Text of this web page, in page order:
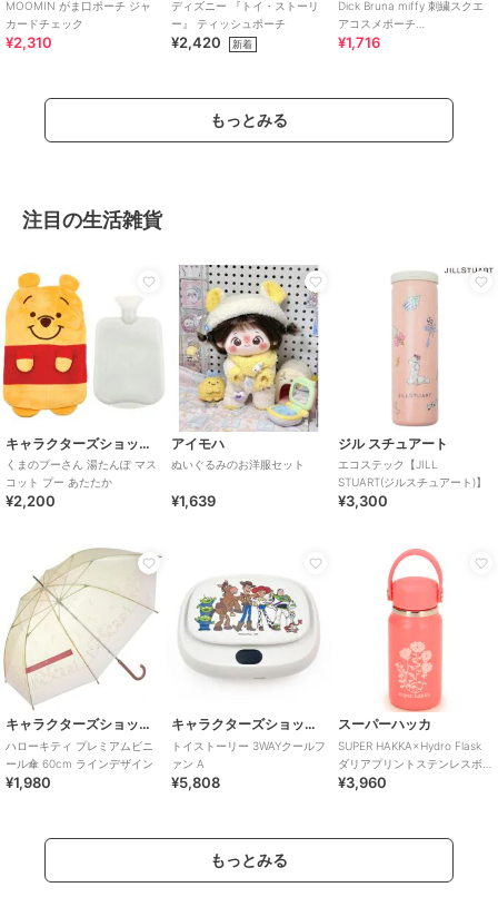
MOOMIN がま口ポーチ ジャ
カードチェック
¥2,310
ディズニー 『トイ・ストーリ
ー』 ティッシュポーチ
¥2,420 新着
Dick Bruna miffy 刺繍スクエ
アコスメポーチ
strawberry&tulip
¥1,716
もっとみる
注目の生活雑貨
キャラクターズショップ ラフラフ
くまのプーさん 湯たんぽ マス
コット プー あたたか
¥2,200
アイモハ
ぬいぐるみのお洋服セット
¥1,639
ジル スチュアート
エコステック【JILL
STUART(ジルスチュアート)】
¥3,300
キャラクターズショップ ラフラフ
ハローキティ プレミアムビニ
ール傘 60cm ラインデザイン
¥1,980
キャラクターズショップ ラフラフ
トイストーリー 3WAYクールフ
ァン A
¥5,808
スーパーハッカ
SUPER HAKKA×Hydro Flask
ダリアプリントステンレスボ
トル 200
¥3,960
もっとみる